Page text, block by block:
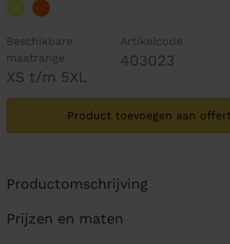
Beschikbare
maatrange
XS t/m 5XL
Artikelcode
403023
Product toevoegen aan
Productomschrijving
Prijzen en maten